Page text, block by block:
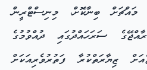
މައްޗަށް ބިނާކޮށް، މިނިސްޓްރީން
ސަރަހައްދުގައި ދުއްވުމުގެ
ޒިޔާރަތްކުރާ ފަތުރުވެރިއަކަށް